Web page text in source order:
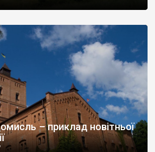
– приклад новітньої